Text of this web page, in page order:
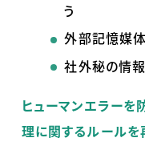
う
外部記憶媒
社外秘の情
ヒューマンエラーを
理に関するルールを